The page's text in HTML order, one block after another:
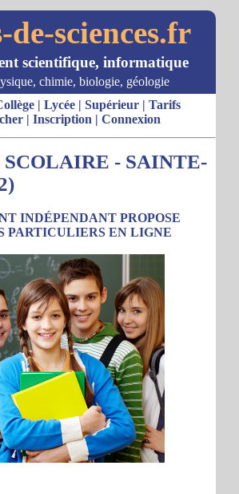
de-sciences.fr
scientifique, informatique
chimie, biologie, géologie
| Lycée| Supérieur| Tarifs
| Inscription | Connexion
SCOLAIRE - SAINTE-
INDÉPENDANT PROPOSE
PARTICULIERS EN LIGNE